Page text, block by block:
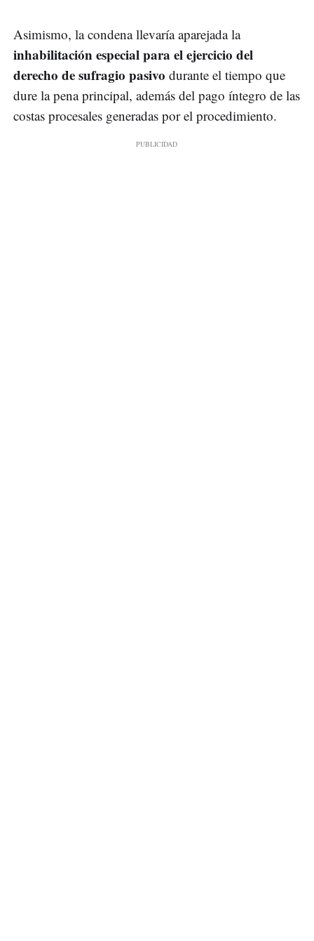
Asimismo, la condena llevaría aparejada la
inhabilitación especial para el ejercicio del
derecho de sufragio pasivo durante el tiempo que
dure la pena principal, además del pago íntegro de las
costas procesales generadas por el procedimiento.